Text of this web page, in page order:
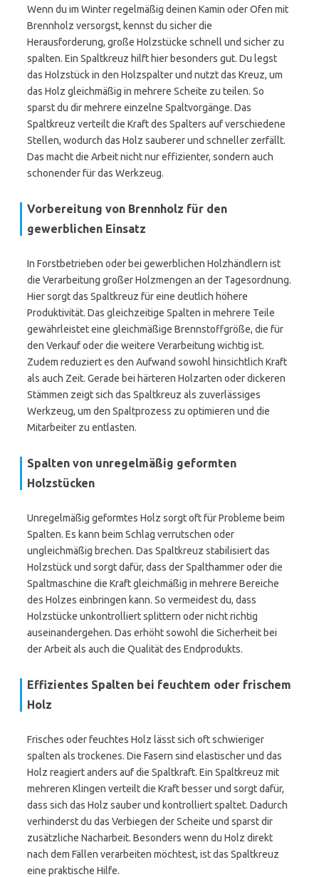
Wenn du im Winter regelmäßig deinen Kamin oder Ofen mit
Brennholz versorgst, kennst du sicher die
Herausforderung, große Holzstücke schnell und sicher zu
spalten. Ein Spaltkreuz hilft hier besonders gut. Du legst
das Holzstück in den Holzspalter und nutzt das Kreuz, um
das Holz gleichmäßig in mehrere Scheite zu teilen. So
sparst du dir mehrere einzelne Spaltvorgänge. Das
Spaltkreuz verteilt die Kraft des Spalters auf verschiedene
Stellen, wodurch das Holz sauberer und schneller zerfällt.
Das macht die Arbeit nicht nur effizienter, sondern auch
schonender für das Werkzeug.
Vorbereitung von Brennholz für den
gewerblichen Einsatz
In Forstbetrieben oder bei gewerblichen Holzhändlern ist
die Verarbeitung großer Holzmengen an der Tagesordnung.
Hier sorgt das Spaltkreuz für eine deutlich höhere
Produktivität. Das gleichzeitige Spalten in mehrere Teile
gewährleistet eine gleichmäßige Brennstoffgröße, die für
den Verkauf oder die weitere Verarbeitung wichtig ist.
Zudem reduziert es den Aufwand sowohl hinsichtlich Kraft
als auch Zeit. Gerade bei härteren Holzarten oder dickeren
Stämmen zeigt sich das Spaltkreuz als zuverlässiges
Werkzeug, um den Spaltprozess zu optimieren und die
Mitarbeiter zu entlasten.
Spalten von unregelmäßig geformten
Holzstücken
Unregelmäßig geformtes Holz sorgt oft für Probleme beim
Spalten. Es kann beim Schlag verrutschen oder
ungleichmäßig brechen. Das Spaltkreuz stabilisiert das
Holzstück und sorgt dafür, dass der Spalthammer oder die
Spaltmaschine die Kraft gleichmäßig in mehrere Bereiche
des Holzes einbringen kann. So vermeidest du, dass
Holzstücke unkontrolliert splittern oder nicht richtig
auseinandergehen. Das erhöht sowohl die Sicherheit bei
der Arbeit als auch die Qualität des Endprodukts.
Effizientes Spalten bei feuchtem oder frischem
Holz
Frisches oder feuchtes Holz lässt sich oft schwieriger
spalten als trockenes. Die Fasern sind elastischer und das
Holz reagiert anders auf die Spaltkraft. Ein Spaltkreuz mit
mehreren Klingen verteilt die Kraft besser und sorgt dafür,
dass sich das Holz sauber und kontrolliert spaltet. Dadurch
verhinderst du das Verbiegen der Scheite und sparst dir
zusätzliche Nacharbeit. Besonders wenn du Holz direkt
nach dem Fällen verarbeiten möchtest, ist das Spaltkreuz
eine praktische Hilfe.